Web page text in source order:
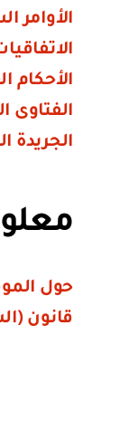
الأوامر
الأحكام
الفتاوى
الجريدة
حول
قانون